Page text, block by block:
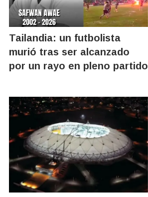
Tailandia: un futbolista
murió tras ser alcanzado
por un rayo en pleno partido